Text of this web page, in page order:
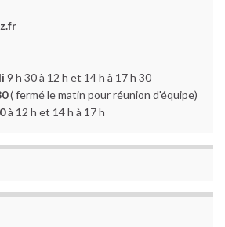
9 h 30 à 12 h et 14 h à 17 h 30
( fermé le matin pour réunion d'équipe)
à 12 h et 14 h à 17 h